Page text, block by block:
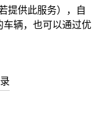
提供此服务），自
辆，也可以通过优